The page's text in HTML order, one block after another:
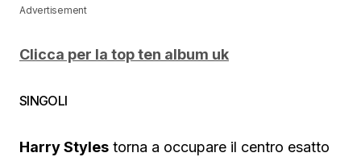
Advertisement
Clicca per la top ten album uk
SINGOLI
Harry Styles torna a occupare il centro esatto